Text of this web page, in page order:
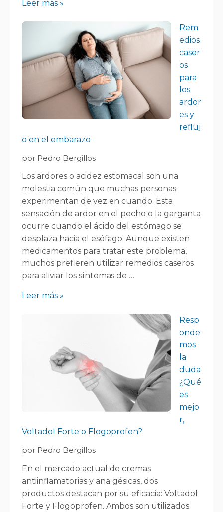
Leer más »
Rem
edios
caser
os
para
los
ardor
es y
refluj
o en el embarazo
por Pedro Bergillos
Los ardores o acidez estomacal son una
molestia común que muchas personas
experimentan de vez en cuando. Esta
sensación de ardor en el pecho o la garganta
ocurre cuando el ácido del estómago se
desplaza hacia el esófago. Aunque existen
medicamentos para tratar este problema,
muchos prefieren utilizar remedios caseros
para aliviar los síntomas de …
Leer más »
Resp
onde
mos
la
duda
¿Qué
es
mejo
r,
Voltadol Forte o Flogoprofen?
por Pedro Bergillos
En el mercado actual de cremas
antiinflamatorias y analgésicas, dos
productos destacan por su eficacia: Voltadol
Forte y Flogoprofen. Ambos son utilizados